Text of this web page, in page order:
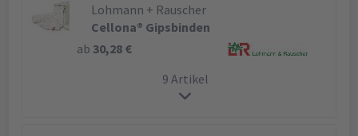
Lohmann + Rauscher
Cellona® Gipsbinden
ab 30,28 €
9 Artikel